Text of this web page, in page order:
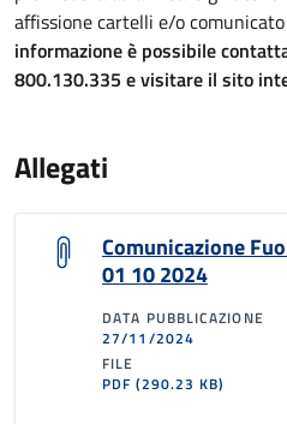
affissione cartelli e/o
informazione è possibile
800.130.335 e visitare il sito
Allegati
Comunicazione
01 10 2024
DATA PUBBLICAZIONE
27/11/2024
FILE
PDF(290.23 KB)